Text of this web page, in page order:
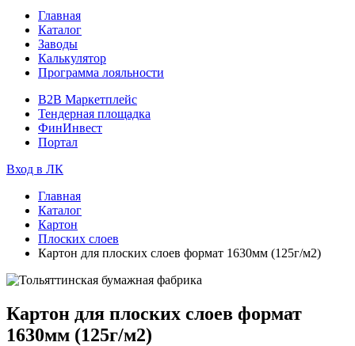
Главная
Каталог
Заводы
Калькулятор
Программа лояльности
B2B Маркетплейс
Тендерная площадка
ФинИнвест
Портал
Вход в ЛК
Главная
Каталог
Картон
Плоских слоев
Картон для плоских слоев формат 1630мм (125г/м2)
Картон для плоских слоев формат
1630мм (125г/м2)